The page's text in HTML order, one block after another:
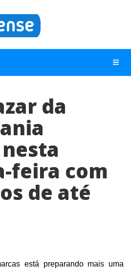
da
feira com
de até
está preparando mais uma